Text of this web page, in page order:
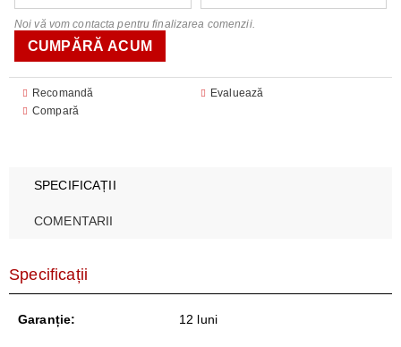
Noi vă vom contacta pentru finalizarea comenzii.
Recomandă
Evaluează
Compară
SPECIFICAȚII
COMENTARII
Specificații
Garanție: 12 luni